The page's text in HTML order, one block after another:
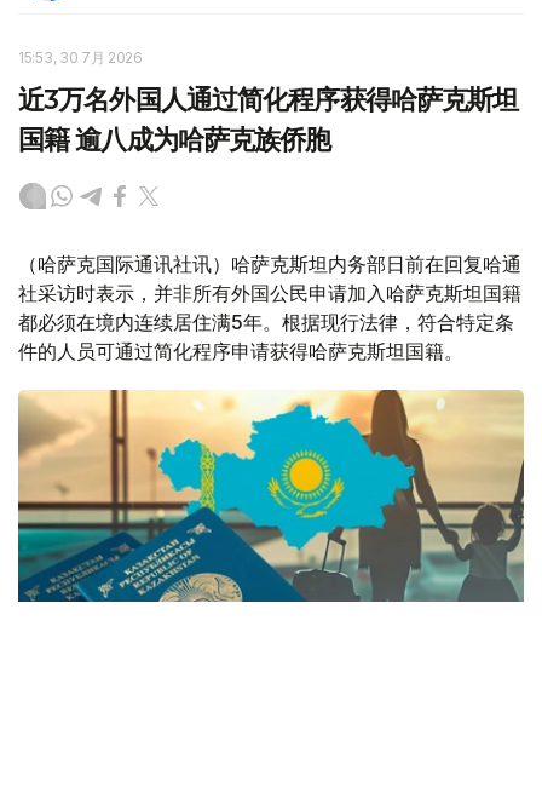
15:53, 30 7月 2026
近3万名外国人通过简化程序获得哈萨克斯坦
国籍 逾八成为哈萨克族侨胞
（哈萨克国际通讯社讯）哈萨克斯坦内务部日前在回复哈通
社采访时表示，并非所有外国公民申请加入哈萨克斯坦国籍
都必须在境内连续居住满5年。根据现行法律，符合特定条
件的人员可通过简化程序申请获得哈萨克斯坦国籍。